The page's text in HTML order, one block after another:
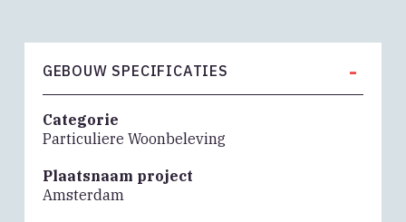
GEBOUW SPECIFICATIES -
Categorie
Particuliere Woonbeleving
Plaatsnaam project
Amsterdam